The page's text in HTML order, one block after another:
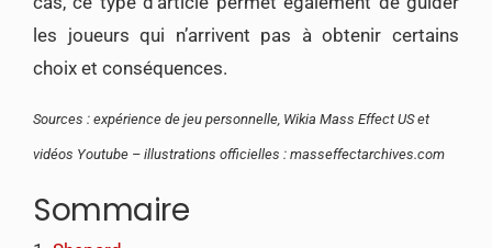
les joueurs qui n’arrivent pas à obtenir certains
choix et conséquences.
Sources : expérience de jeu personnelle, Wikia Mass Effect US et
vidéos Youtube – illustrations officielles : masseffectarchives.com
Sommaire